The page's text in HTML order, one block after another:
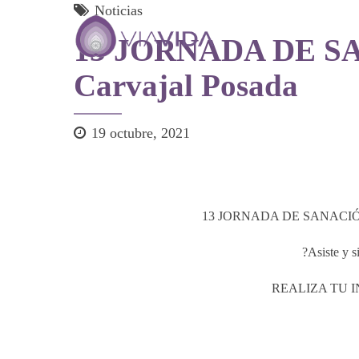
Noticias
13 JORNADA DE
Carvajal Posada
19 octubre, 2021
13 JORNADA DE
?Asiste y
REALIZA TU